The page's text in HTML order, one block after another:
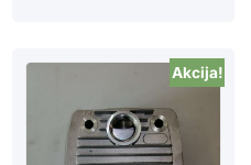
Akcija!